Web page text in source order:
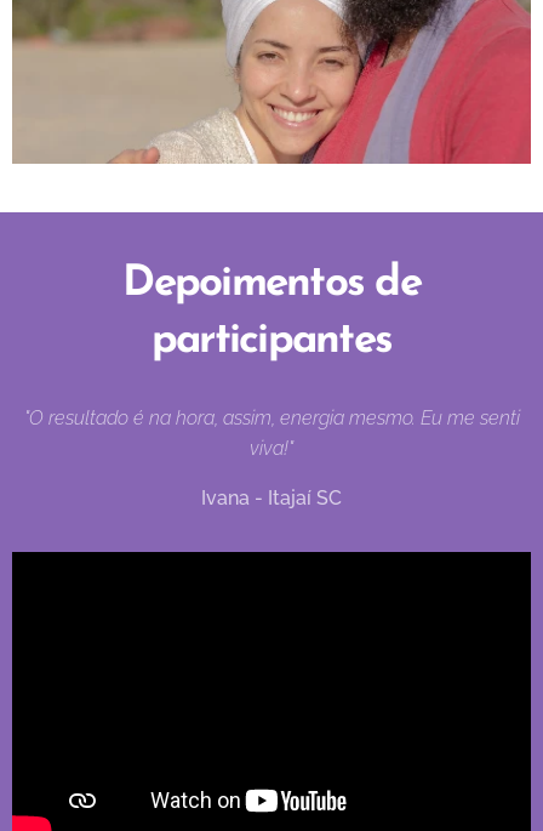
Depoimentos de
participantes
"O resultado é na hora, assim, energia mesmo. Eu me senti
viva!"
Ivana - Itajaí SC